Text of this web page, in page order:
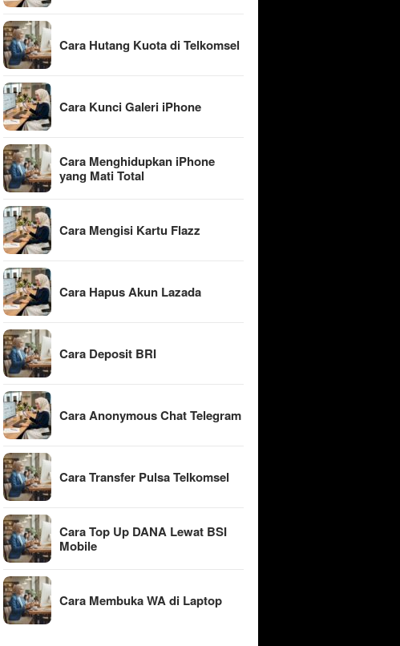
Cara Hutang Kuota di Telkomsel
Cara Kunci Galeri iPhone
Cara Menghidupkan iPhone
yang Mati Total
Cara Mengisi Kartu Flazz
Cara Hapus Akun Lazada
Cara Deposit BRI
Cara Anonymous Chat Telegram
Cara Transfer Pulsa Telkomsel
Cara Top Up DANA Lewat BSI
Mobile
Cara Membuka WA di Laptop